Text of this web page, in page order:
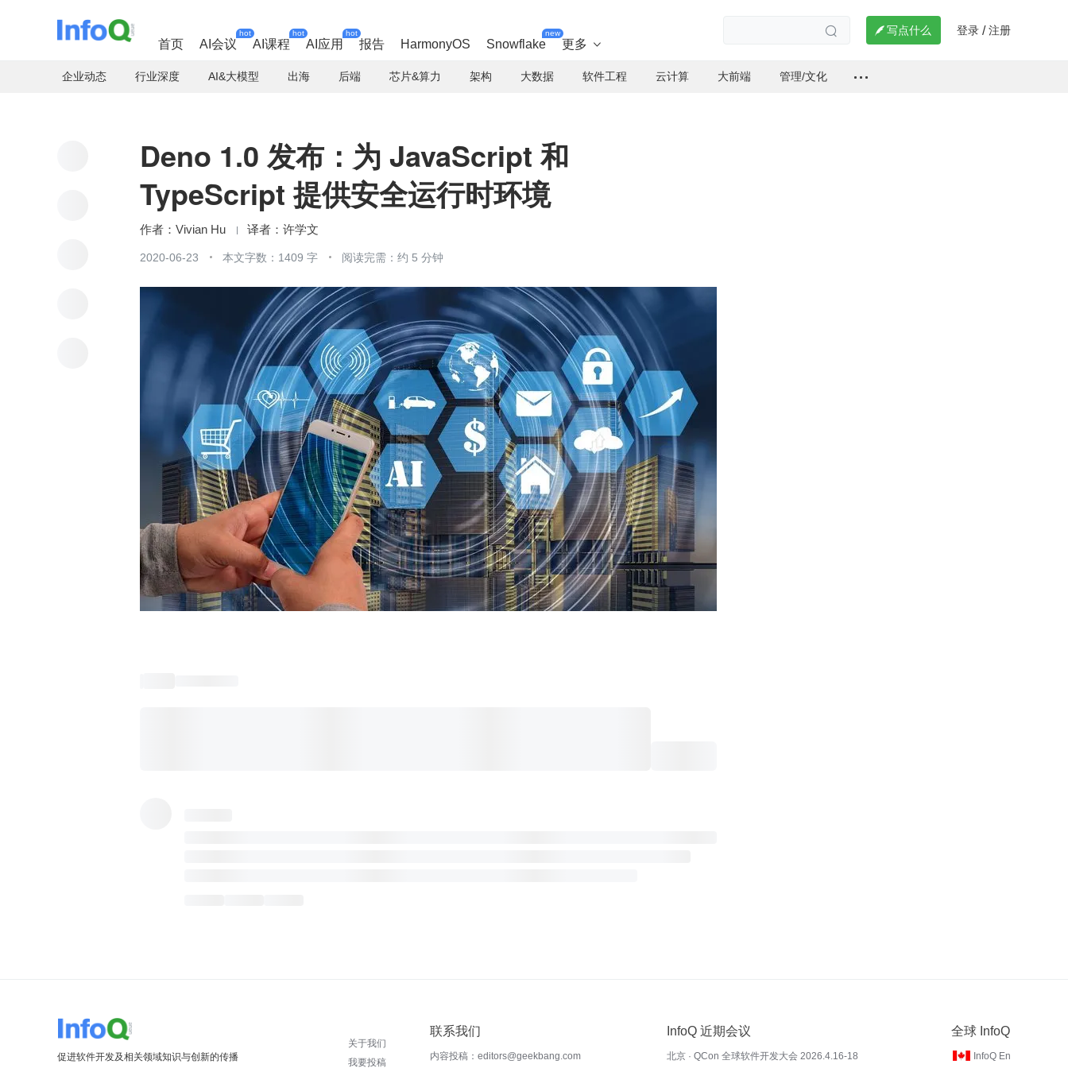
首页 AI会议
hot
AI课程
hot
AI应用
hot
报告 HarmonyOS Snowflake
new
更多 
  写点什么 登录 / 注册
企业动态 行业深度 AI&大模型 出海 后端 芯片&算力 架构 大数据 软件工程 云计算 大前端 管理/文化
Deno 1.0 发布：为 JavaScript 和
TypeScript 提供安全运行时环境
Vivian Hu 许学文
2020-06-23 本文字数：1409 字 阅读完需：约 5 分钟
促进软件开发及相关领域知识与创新的传播
关于我们
我要投稿
联系我们
内容投稿：editors@geekbang.com
InfoQ 近期会议
北京 · QCon 全球软件开发大会 2026.4.16-18
全球 InfoQ
InfoQ En